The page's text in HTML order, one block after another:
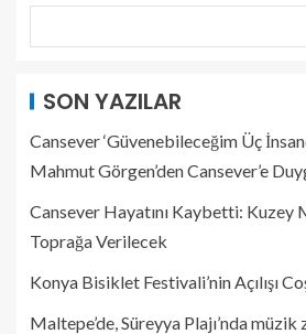
SON YAZILAR
Cansever ‘Güvenebileceğim Üç
Mahmut Görgen’den Cansever’e
Cansever Hayatını Kaybetti: Kuzey
Toprağa Verilecek
Konya Bisiklet Festivali’nin Açılışı
Maltepe’de, Süreyya Plajı’nda